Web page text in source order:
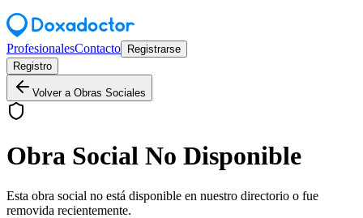
ProfesionalesContacto
Registrarse
Registro
Volver a Obras Sociales
Obra Social No Disponible
Esta obra social no está disponible en nuestro directorio o fue
removida recientemente.